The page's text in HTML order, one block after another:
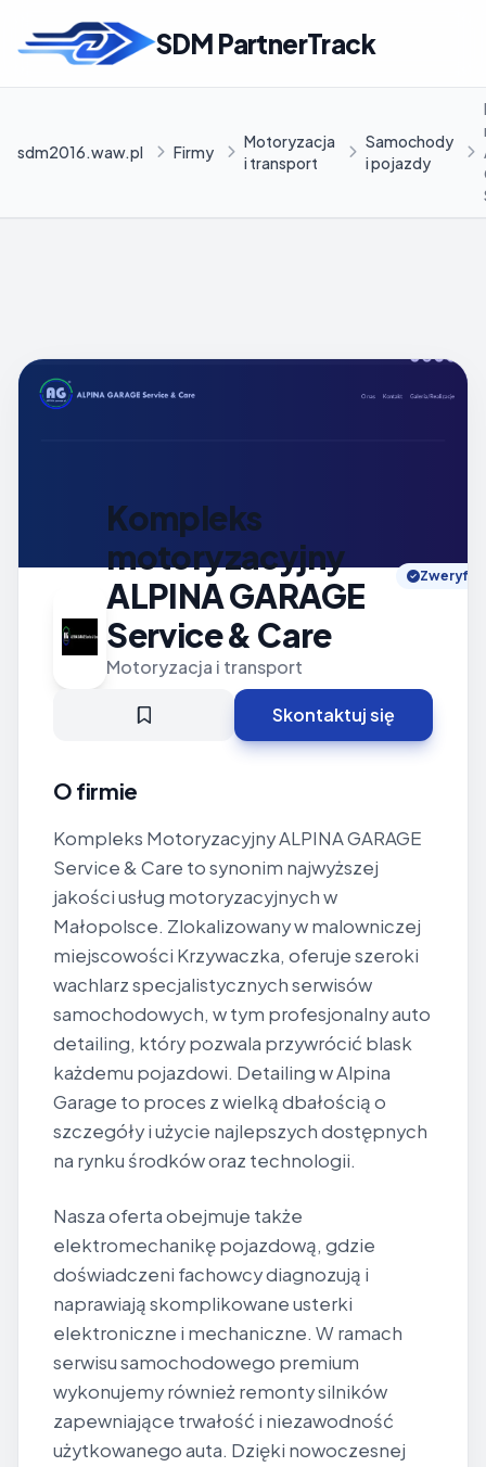
SDM PartnerTrack
sdm2016.waw.pl Firmy
Motoryzacja
i transport
Samochody
i pojazdy
Kompleks
motoryzacyjny
ALPINA GARAGE
Service & Care
Motoryzacja i transport
Skontaktuj się
O firmie
Kompleks Motoryzacyjny ALPINA GARAGE
Service & Care to synonim najwyższej
jakości usług motoryzacyjnych w
Małopolsce. Zlokalizowany w malowniczej
miejscowości Krzywaczka, oferuje szeroki
wachlarz specjalistycznych serwisów
samochodowych, w tym profesjonalny auto
detailing, który pozwala przywrócić blask
każdemu pojazdowi. Detailing w Alpina
Garage to proces z wielką dbałością o
szczegóły i użycie najlepszych dostępnych
na rynku środków oraz technologii.
Nasza oferta obejmuje także
elektromechanikę pojazdową, gdzie
doświadczeni fachowcy diagnozują i
naprawiają skomplikowane usterki
elektroniczne i mechaniczne. W ramach
serwisu samochodowego premium
wykonujemy również remonty silników
zapewniające trwałość i niezawodność
użytkowanego auta. Dzięki nowoczesnej